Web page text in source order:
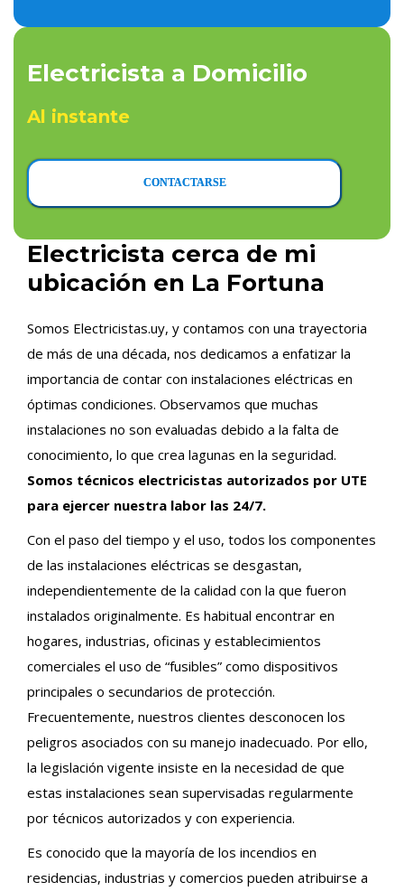
Electricista a Domicilio
Al instante
CONTACTARSE
Electricista cerca de mi
ubicación en La Fortuna
Somos Electricistas.uy, y contamos con una trayectoria
de más de una década, nos dedicamos a enfatizar la
importancia de contar con instalaciones eléctricas en
óptimas condiciones. Observamos que muchas
instalaciones no son evaluadas debido a la falta de
conocimiento, lo que crea lagunas en la seguridad.
Somos técnicos electricistas autorizados por UTE
para ejercer nuestra labor las 24/7.
Con el paso del tiempo y el uso, todos los componentes
de las instalaciones eléctricas se desgastan,
independientemente de la calidad con la que fueron
instalados originalmente. Es habitual encontrar en
hogares, industrias, oficinas y establecimientos
comerciales el uso de “fusibles” como dispositivos
principales o secundarios de protección.
Frecuentemente, nuestros clientes desconocen los
peligros asociados con su manejo inadecuado. Por ello,
la legislación vigente insiste en la necesidad de que
estas instalaciones sean supervisadas regularmente
por técnicos autorizados y con experiencia.
Es conocido que la mayoría de los incendios en
residencias, industrias y comercios pueden atribuirse a